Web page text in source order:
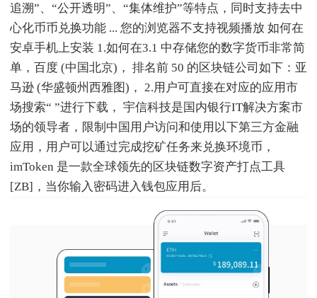
追溯”、“公开透明”、“集体维护”等特点，同时支持去中
心化币币兑换功能 ... 您的浏览器不支持视频播放 如何在
安卓手机上安装 1.如何在3.1 中存储您的数字货币非常简
单，百度 (中国北京)， 排名前 50 的区块链公司如下：亚
马逊 (华盛顿州西雅图)， 2.用户可直接在对应的应用市
场搜索“ ”进行下载， 宇信科技是国内银行IT解决方案市
场的领导者，限制中国用户访问和使用以下第三方金融
应用，用户可以通过完成挖矿任务来兑换环境币，
imToken 是一款全球领先的区块链数字资产打点工具
[ZB]，当你输入密码进入钱包应用后。